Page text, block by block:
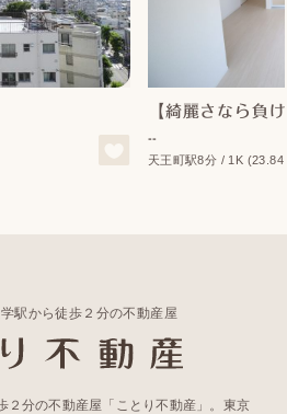
【綺麗さなら負
--
天王町駅8分 / 1K (23.84
駅から徒歩２分の不動産屋
２分の不動産屋「ことり不動産」。東京